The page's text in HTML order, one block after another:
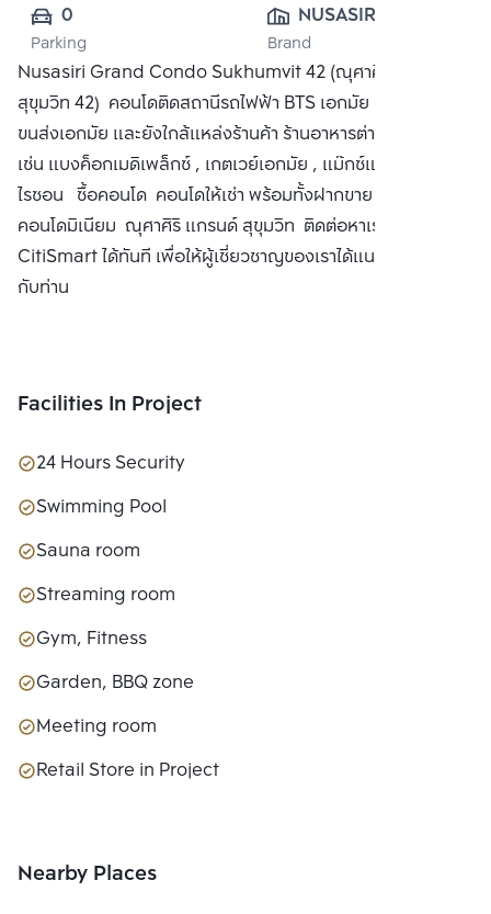
0
Parking
NUSASIRI
PUBLIC CO.,
LTD.
Brand
Nusasiri Grand Condo Sukhumvit 42 (ณุศาศิริ แกรนด์
สุขุมวิท 42) คอนโดติดสถานีรถไฟฟ้า BTS เอกมัย ข้างสถานี
ขนส่งเอกมัย และยังใกล้แหล่งร้านค้า ร้านอาหารต่างๆ มากมาย
เช่น แบงค็อกเมดิเพล็กซ์ , เกตเวย์เอกมัย , แม๊กซ์แวลู่ , เดอะฮอ
ไรซอน ซื้อคอนโด คอนโดให้เช่า พร้อมทั้งฝากขาย
คอนโดมิเนียม ณุศาศิริ แกรนด์ สุขุมวิท ติดต่อหาเรา Bangkok
CitiSmart ได้ทันที เพื่อให้ผู้เชี่ยวชาญของเราได้แนะนำคอนโดให้
กับท่าน
Facilities In Project
24 Hours Security
Swimming Pool
Sauna room
Streaming room
Gym, Fitness
Garden, BBQ zone
Meeting room
Retail Store in Project
Nearby Places